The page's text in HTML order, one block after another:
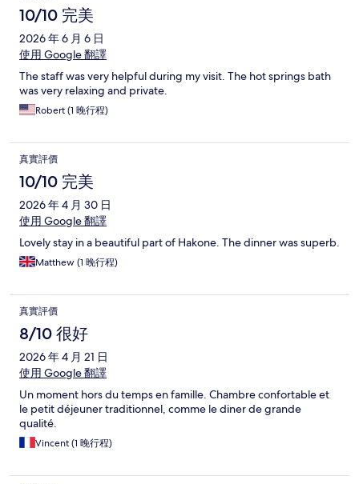
10/10 完美
2026 年 6 月 6 日
使用 Google 翻譯
The staff was very helpful during my visit. The hot springs bath
was very relaxing and private.
Robert (1 晚行程)
真實評價
10/10 完美
2026 年 4 月 30 日
使用 Google 翻譯
Lovely stay in a beautiful part of Hakone. The dinner was superb.
Matthew (1 晚行程)
真實評價
8/10 很好
2026 年 4 月 21 日
使用 Google 翻譯
Un moment hors du temps en famille. Chambre confortable et
le petit déjeuner traditionnel, comme le diner de grande
qualité.
Vincent (1 晚行程)